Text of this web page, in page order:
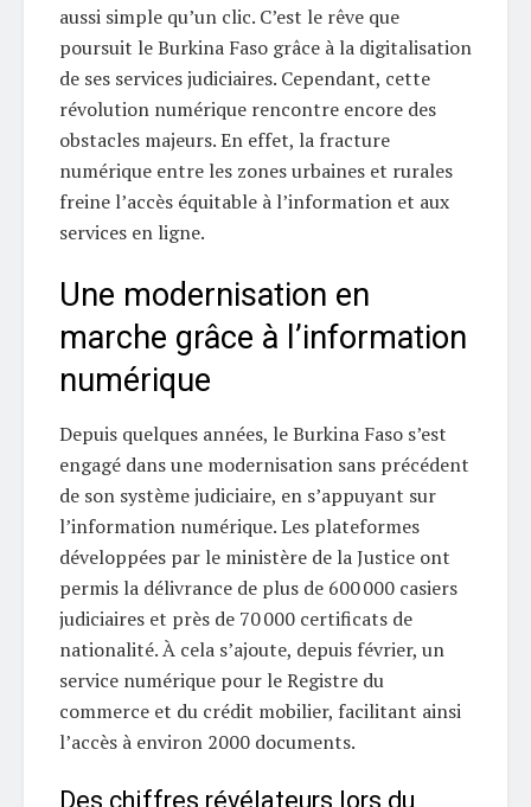
aussi simple qu’un clic. C’est le rêve que
poursuit le Burkina Faso grâce à la digitalisation
de ses services judiciaires. Cependant, cette
révolution numérique rencontre encore des
obstacles majeurs. En effet, la fracture
numérique entre les zones urbaines et rurales
freine l’accès équitable à l’information et aux
services en ligne.
Une modernisation en
marche grâce à l’information
numérique
Depuis quelques années, le Burkina Faso s’est
engagé dans une modernisation sans précédent
de son système judiciaire, en s’appuyant sur
l’information numérique. Les plateformes
développées par le ministère de la Justice ont
permis la délivrance de plus de 600 000 casiers
judiciaires et près de 70 000 certificats de
nationalité. À cela s’ajoute, depuis février, un
service numérique pour le Registre du
commerce et du crédit mobilier, facilitant ainsi
l’accès à environ 2000 documents.
Des chiffres révélateurs lors du